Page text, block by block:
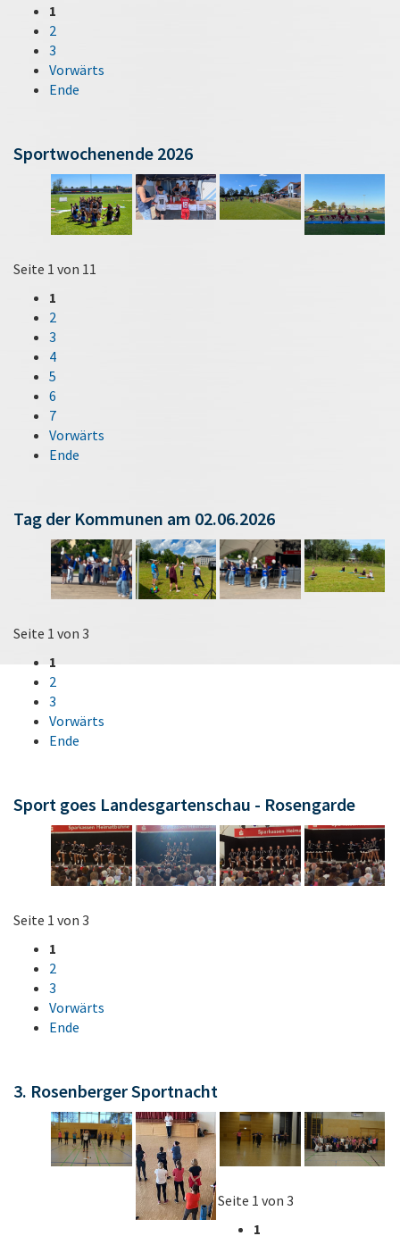
1
2
3
Vorwärts
Ende
Sportwochenende 2026
Seite 1 von 11
1
2
3
4
5
6
7
Vorwärts
Ende
Tag der Kommunen am 02.06.2026
Seite 1 von 3
1
2
3
Vorwärts
Ende
Sport goes Landesgartenschau - Rosengarde
Seite 1 von 3
1
2
3
Vorwärts
Ende
3. Rosenberger Sportnacht
Seite 1 von 3
1